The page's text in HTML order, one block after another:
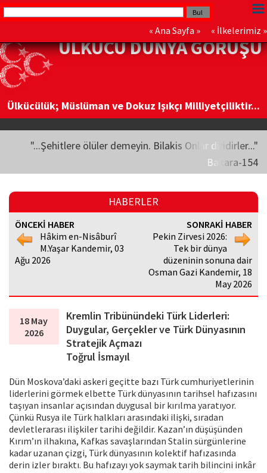
« Ana Sayfa » « İlkelerimiz »
ÜLKÜCÜ DÜNYA GÖRÜŞÜ
Ülkücülük; Müslüman ve Dokuz Işıkçı Milliyetçiliktir...
"...Şehitlere ölüler demeyin. Bilakis Onlar diridirler..."
Bakara-154
HABERLER
ÖNCEKİ HABER
Hâkim en-Nisâburî
M.Yaşar Kandemir, 03
Ağu 2026
SONRAKİ HABER
Pekin Zirvesi 2026:
Tek bir dünya
düzeninin sonuna dair
Osman Gazi Kandemir, 18
May 2026
18 May
2026
Kremlin Tribünündeki Türk Liderleri:
Duygular, Gerçekler ve Türk Dünyasının
Stratejik Açmazı
Toğrul İsmayıl
Dün Moskova’daki askeri geçitte bazı Türk cumhuriyetlerinin
liderlerini görmek elbette Türk dünyasının tarihsel hafızasını
taşıyan insanlar açısından duygusal bir kırılma yaratıyor.
Çünkü Rusya ile Türk halkları arasındaki ilişki, sıradan
devletlerarası ilişkiler tarihi değildir. Kazan’ın düşüşünden
Kırım’ın ilhakına, Kafkas savaşlarından Stalin sürgünlerine
kadar uzanan çizgi, Türk dünyasının kolektif hafızasında
derin izler bıraktı. Bu hafızayı yok saymak tarih bilincini inkâr